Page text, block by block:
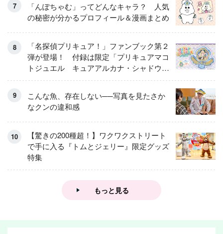
「んぽちゃむ」ってどんなキャラ？ 人気
の秘密が分かるプロフィール＆漫画まとめ
「名探偵プリキュア！」ファンブック第２
弾が登場！ 付録は限定「プリキュアマコ
トジュエル キュアアルカナ・シャドウ
アイスver.」 キュアエクレールを大特
こんな魚、存在しない──写真を見たさか
なクンの違和感
【驚きの200種超！】ワクワクストリート
で手に入る『トムとジェリー』限定グッズ
特集
もっと見る